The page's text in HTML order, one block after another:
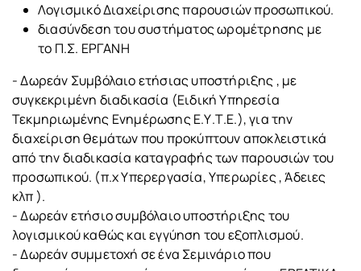
Λογισμικό Διαχείρισης παρουσιών προσωπικού.
διασύνδεση του συστήματος ωρομέτρησης με
το Π.Σ. ΕΡΓΑΝΗ
- Δωρεάν Συμβόλαιο ετήσιας υποστήριξης , με
συγκεκριμένη διαδικασία (Ειδική Υπηρεσία
Τεκμηριωμένης Ενημέρωσης Ε.Υ.Τ.Ε.), για την
διαχείριση θεμάτων που προκύπτουν αποκλειστικά
από την διαδικασία καταγραφής των παρουσιών του
προσωπικού. (π.χ Υπερεργασία, Υπερωρίες , Άδειες
κλπ ).
- Δωρεάν ετήσιο συμβόλαιο υποστήριξης του
λογισμικού καθώς και εγγύηση του εξοπλισμού.
- Δωρεάν συμμετοχή σε ένα Σεμινάριο που